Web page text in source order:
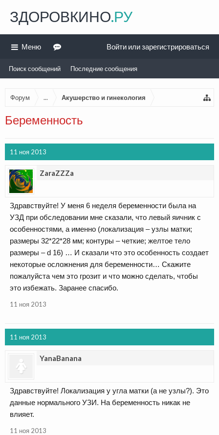
Форум ... Акушерство и гинекология
Беременность
11 ноя 2013
ZaraZZZa
Здравствуйте! У меня 6 неделя беременности была на
УЗД при обследовании мне сказали, что левый яичник с
особенностями, а именно (локализация – узлы матки;
размеры 32*22*28 мм; контуры – четкие; желтое тело
размеры – d 16) … И сказали что это особенность создает
некоторые осложнения для беременности… Скажите
пожалуйста чем это грозит и что можно сделать, чтобы
это избежать. Заранее спасибо.
11 ноя 2013
11 ноя 2013
YanaBanana
Здравствуйте! Локализация у угла матки (а не узлы?). Это
данные нормального УЗИ. На беременность никак не
влияет.
11 ноя 2013
ЗДОРОВКИНО.РУ
Меню
Поиск сообщений Последние сообщения
Войти или зарегистрироваться